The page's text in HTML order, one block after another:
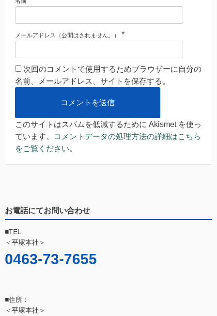
メールアドレス（公開はされません。） *
次回のコメントで使用するためブラウザーに自分の
名前、メールアドレス、サイトを保存する。
このサイトはスパムを低減するために Akismet を使っ
ています。
コメントデータの処理方法の詳細はこちら
をご覧ください。
お電話にてお問い合わせ
■TEL
＜平塚本社＞
0463-73-7655
■住所：
＜平塚本社＞